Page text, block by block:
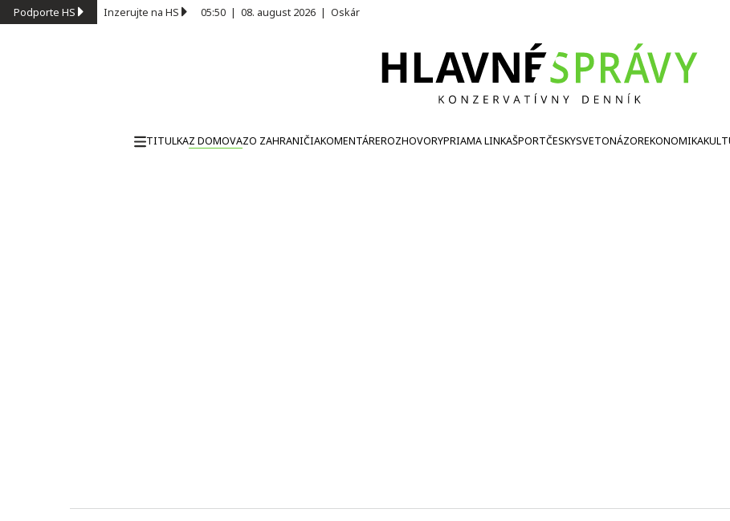
Podporte HS Inzerujte na HS 05:50 | 08. august 2026 | Oskár
TITULKAZ DOMOVAZO ZAHRANIČIAKOMENTÁREROZHOVORYPRIAMA LINKAŠPORTČESKYSVETONÁZOREKONOMIKA